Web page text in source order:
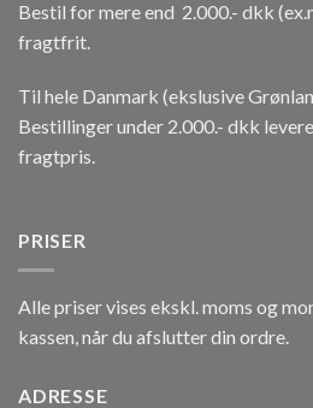
Bestil for mere end 2.000.- dkk
fragtfrit.
Til hele Danmark (ekslusive
Bestillinger under 2.000.- dkk
fragtpris.
PRISER
Alle priser vises ekskl. moms og
kassen, når du afslutter din ordre.
ADRESSE